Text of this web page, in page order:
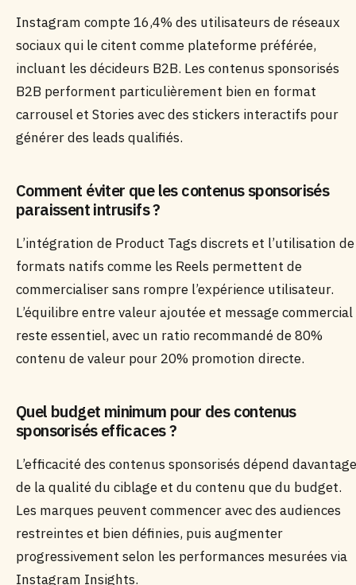
Instagram compte 16,4% des utilisateurs de réseaux
sociaux qui le citent comme plateforme préférée,
incluant les décideurs B2B. Les contenus sponsorisés
B2B performent particulièrement bien en format
carrousel et Stories avec des stickers interactifs pour
générer des leads qualifiés.
Comment éviter que les contenus sponsorisés
paraissent intrusifs ?
L’intégration de Product Tags discrets et l’utilisation de
formats natifs comme les Reels permettent de
commercialiser sans rompre l’expérience utilisateur.
L’équilibre entre valeur ajoutée et message commercial
reste essentiel, avec un ratio recommandé de 80%
contenu de valeur pour 20% promotion directe.
Quel budget minimum pour des contenus
sponsorisés efficaces ?
L’efficacité des contenus sponsorisés dépend davantage
de la qualité du ciblage et du contenu que du budget.
Les marques peuvent commencer avec des audiences
restreintes et bien définies, puis augmenter
progressivement selon les performances mesurées via
Instagram Insights.